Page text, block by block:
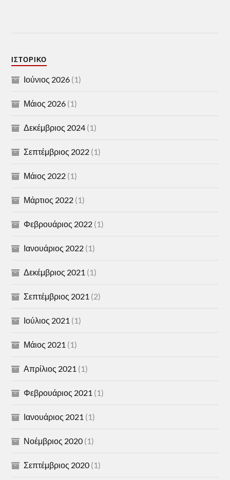
ΙΣΤΟΡΙΚΌ
Ιούνιος 2026 (1)
Μάιος 2026 (1)
Δεκέμβριος 2024 (1)
Σεπτέμβριος 2022 (1)
Μάιος 2022 (1)
Μάρτιος 2022 (1)
Φεβρουάριος 2022 (1)
Ιανουάριος 2022 (1)
Δεκέμβριος 2021 (1)
Σεπτέμβριος 2021 (2)
Ιούλιος 2021 (1)
Μάιος 2021 (1)
Απρίλιος 2021 (1)
Φεβρουάριος 2021 (1)
Ιανουάριος 2021 (1)
Νοέμβριος 2020 (1)
Σεπτέμβριος 2020 (1)